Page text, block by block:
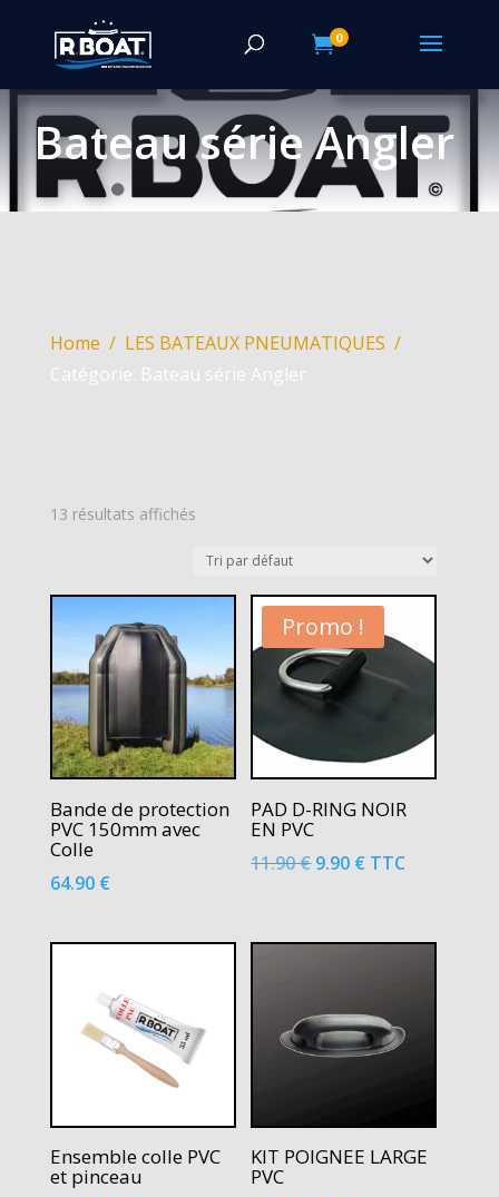
0
Bateau série Angler
Home
LES BATEAUX PNEUMATIQUES
Catégorie: Bateau série Angler
13 résultats affichés
Bande de protection
PVC 150mm avec
Colle
64.90 €
Promo !
PAD D-RING NOIR
EN PVC
11.90€ Le
était :
9.90 €Le
est :
TTC
Ensemble colle PVC
et pinceau
KIT POIGNEE LARGE
PVC